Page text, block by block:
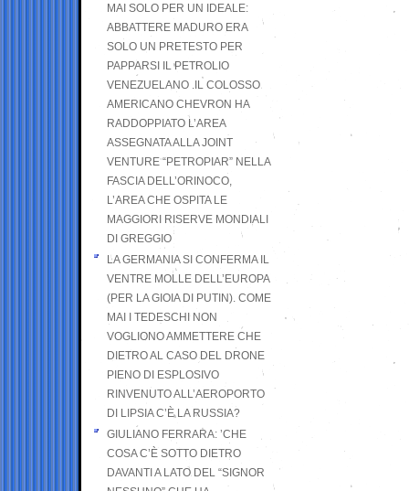
MAI SOLO PER UN IDEALE:
ABBATTERE MADURO ERA
SOLO UN PRETESTO PER
PAPPARSI IL PETROLIO
VENEZUELANO .IL COLOSSO
AMERICANO CHEVRON HA
RADDOPPIATO L’AREA
ASSEGNATA ALLA JOINT
VENTURE “PETROPIAR” NELLA
FASCIA DELL’ORINOCO,
L’AREA CHE OSPITA LE
MAGGIORI RISERVE MONDIALI
DI GREGGIO
LA GERMANIA SI CONFERMA IL
VENTRE MOLLE DELL’EUROPA
(PER LA GIOIA DI PUTIN). COME
MAI I TEDESCHI NON
VOGLIONO AMMETTERE CHE
DIETRO AL CASO DEL DRONE
PIENO DI ESPLOSIVO
RINVENUTO ALL’AEROPORTO
DI LIPSIA C’È LA RUSSIA?
GIULIANO FERRARA: ’CHE
COSA C’È SOTTO DIETRO
DAVANTI A LATO DEL “SIGNOR